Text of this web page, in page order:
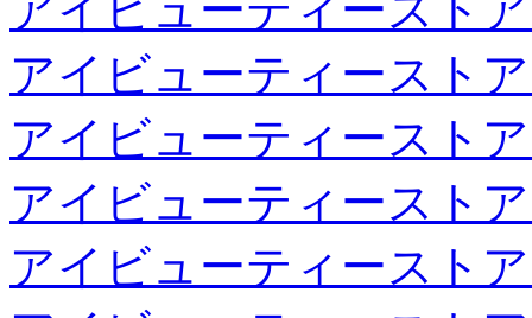
アイビューティースト
アイビューティースト
アイビューティースト
アイビューティースト